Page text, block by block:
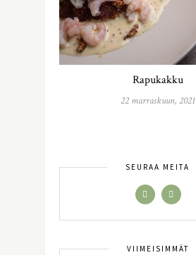
Rapukakku
22 marraskuun, 2021
SEURAA MEITÄ
VIIMEISIMMÄT